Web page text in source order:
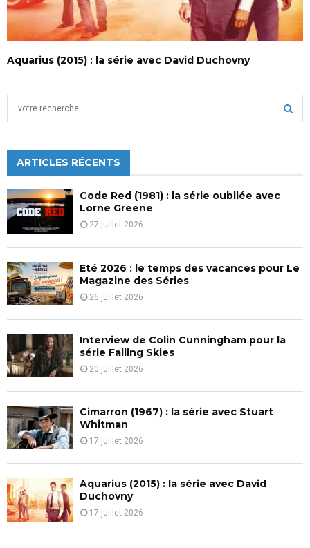
Aquarius (2015) : la série avec David Duchovny
h
f
o
r
:
C
H
ARTICLES RÉCENTS
Code Red (1981) : la série oubliée avec
Lorne Greene
27 juillet 2026
Eté 2026 : le temps des vacances pour Le
Magazine des Séries
26 juillet 2026
Interview de Colin Cunningham pour la
série Falling Skies
20 juillet 2026
Cimarron (1967) : la série avec Stuart
Whitman
17 juillet 2026
Aquarius (2015) : la série avec David
Duchovny
17 juillet 2026